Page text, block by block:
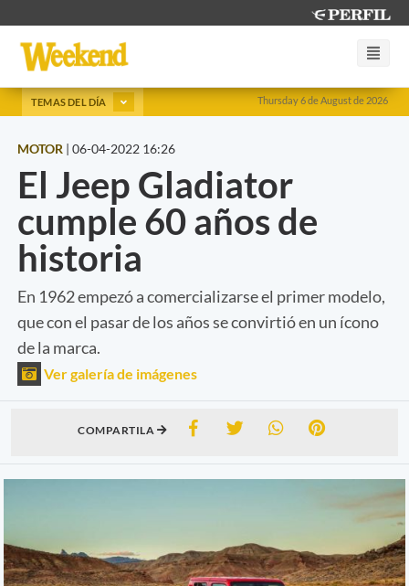
Thursday 6 de August de 2026
TEMAS DEL DÍA
MOTOR | 06-04-2022 16:26
El Jeep Gladiator
cumple 60 años de
historia
En 1962 empezó a comercializarse el primer modelo,
que con el pasar de los años se convirtió en un ícono
de la marca.
Ver galería de imágenes
COMPARTILA